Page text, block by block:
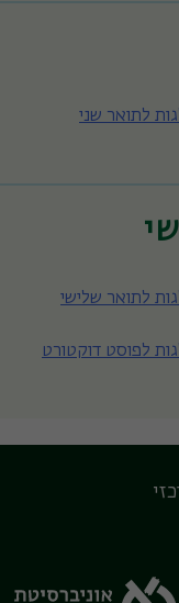
לתואר שני
לתואר שלישי
לפוסט דוקטורט